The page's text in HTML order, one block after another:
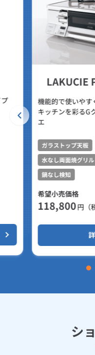
LAKUCIE
機能的で使いや
キッチンを彩るG
エ
ガラストップ天板
水なし両面焼グリル
鍋なし検知
希望小売価格
118,800円（
シ